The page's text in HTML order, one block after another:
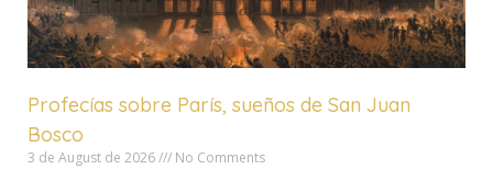
Profecías sobre París, sueños de San Juan
Bosco
3 de August de 2026 No Comments